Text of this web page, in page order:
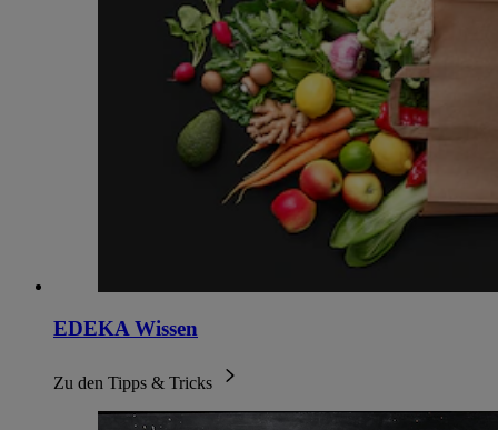
EDEKA Wissen
Zu den Tipps & Tricks